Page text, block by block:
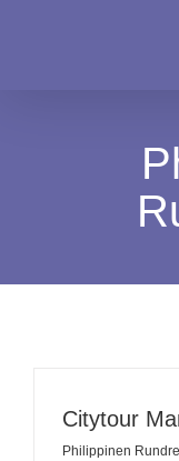
Citytour
Philippinen